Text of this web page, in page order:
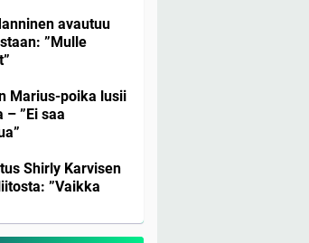
avautuu
”Mulle
Marius-poika lusii
– ”Ei saa
Shirly Karvisen
”Vaikka